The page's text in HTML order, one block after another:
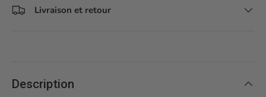
Livraison et retour
Description